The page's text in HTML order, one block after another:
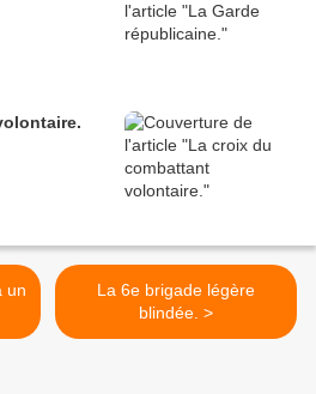
La 6e brigade légère
blindée. >